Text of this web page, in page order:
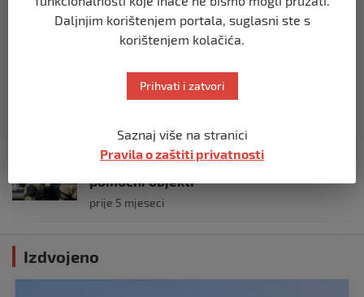
prije 3 mjeseca
Demantij Federalnog ministarstva
unutrašnjih poslova
prije 5 mjeseci
Akcija SIPA-e: Pretresaju se stambeni i
pomoćni objekti
prije 5 mjeseci
Izdvojeno
Daljnjim korištenjem portala, suglasni ste s
korištenjem kolačića.
Prihvati i zatvori
Saznaj više na stranici
Pravila o zaštiti privatnosti